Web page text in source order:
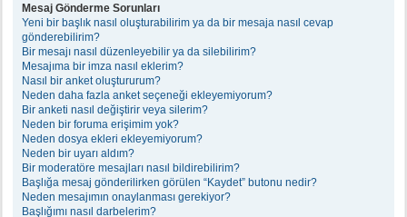
Mesaj Gönderme Sorunları
Yeni bir başlık nasıl oluşturabilirim ya da bir mesaja nasıl cevap
gönderebilirim?
Bir mesajı nasıl düzenleyebilir ya da silebilirim?
Mesajıma bir imza nasıl eklerim?
Nasıl bir anket oluştururum?
Neden daha fazla anket seçeneği ekleyemiyorum?
Bir anketi nasıl değiştirir veya silerim?
Neden bir foruma erişimim yok?
Neden dosya ekleri ekleyemiyorum?
Neden bir uyarı aldım?
Bir moderatöre mesajları nasıl bildirebilirim?
Başlığa mesaj gönderilirken görülen “Kaydet” butonu nedir?
Neden mesajımın onaylanması gerekiyor?
Başlığımı nasıl darbelerim?